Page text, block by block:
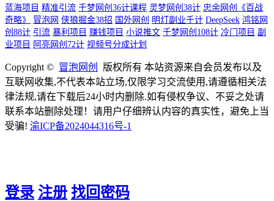
蓝海项目 精准引流 千梦网创36计课程 灵梦网创38计 忠余网创《百战
奇略》
冒泡网 侠狼掘金38招 国外网创 明灯副业千计 DeepSeek 鸿铭网
创88计 引流 暴利项目 赚钱项目 小说推文 千梦网创108计 冷门项目 副
业项目 阿亮网创72计 视频号分成计划
Copyright © 冒泡网创
版权所有 本站资源来自会员发布以及
互联网收集,不代表本站立场,仅限学习交流使用,请遵循相关法
律法规,请在下载后24小时内删除.如有侵权争议、不妥之处请
联系本站删除处理！请用户仔细辨认内容的真实性，避免上当
受骗! 渝ICP备2024044316号-1
登录 注册 找回密码